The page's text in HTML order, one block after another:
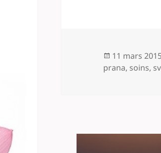
Publié
le
11 mars
prana, soins,